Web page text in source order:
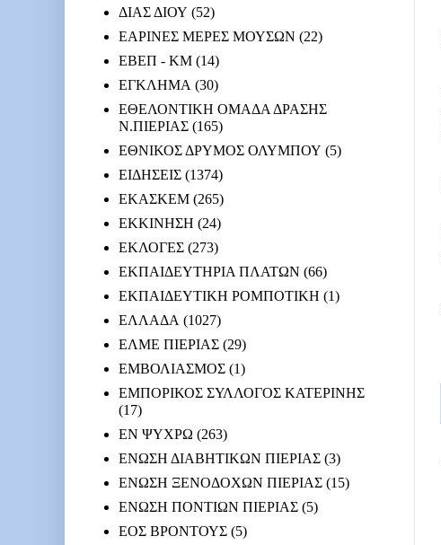
ΔΙΑΣ ΔΙΟΥ (52)
ΕΑΡΙΝΕΣ ΜΕΡΕΣ ΜΟΥΣΩΝ (22)
ΕΒΕΠ - ΚΜ (14)
ΕΓΚΛΗΜΑ (30)
ΕΘΕΛΟΝΤΙΚΗ ΟΜΑΔΑ ΔΡΑΣΗΣ
Ν.ΠΙΕΡΙΑΣ (165)
ΕΘΝΙΚΟΣ ΔΡΥΜΟΣ ΟΛΥΜΠΟΥ (5)
ΕΙΔΗΣΕΙΣ (1374)
ΕΚΑΣΚΕΜ (265)
ΕΚΚΙΝΗΣΗ (24)
ΕΚΛΟΓΕΣ (273)
ΕΚΠΑΙΔΕΥΤΗΡΙΑ ΠΛΑΤΩΝ (66)
ΕΚΠΑΙΔΕΥΤΙΚΗ ΡΟΜΠΟΤΙΚΗ (1)
ΕΛΛΑΔΑ (1027)
ΕΛΜΕ ΠΙΕΡΙΑΣ (29)
ΕΜΒΟΛΙΑΣΜΟΣ (1)
ΕΜΠΟΡΙΚΟΣ ΣΥΛΛΟΓΟΣ ΚΑΤΕΡΙΝΗΣ
(17)
ΕΝ ΨΥΧΡΩ (263)
ΕΝΩΣΗ ΔΙΑΒΗΤΙΚΩΝ ΠΙΕΡΙΑΣ (3)
ΕΝΩΣΗ ΞΕΝΟΔΟΧΩΝ ΠΙΕΡΙΑΣ (15)
ΕΝΩΣΗ ΠΟΝΤΙΩΝ ΠΙΕΡΙΑΣ (5)
ΕΟΣ ΒΡΟΝΤΟΥΣ (5)